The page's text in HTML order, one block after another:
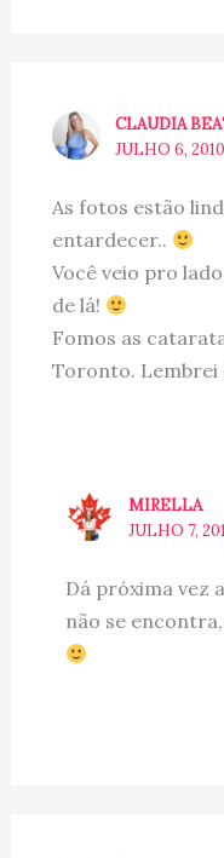
CLAUDIA
JULHO 6,
As fotos estão
entardecer..
Você veio pro
de lá!
Fomos as
Toronto. Lembrei
MIRELLA
JULHO 7,
Dá próxima vez
não se encontra,